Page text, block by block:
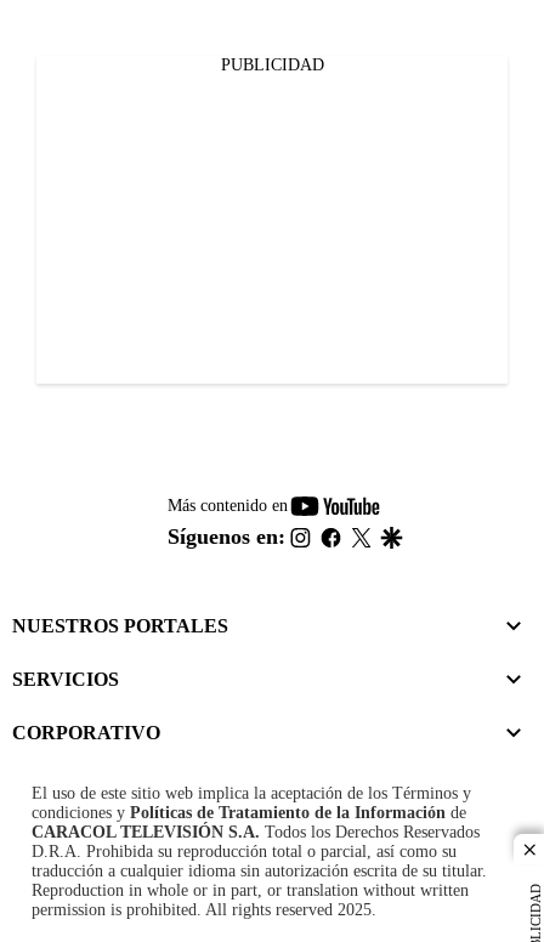
PUBLICIDAD
PUBLICIDAD
Más contenido en
youtube-
footer
Síguenos en: instagram
facebook
twitter
NUESTROS PORTALES
SERVICIOS
CORPORATIVO
El uso de este sitio web implica la aceptación de los Términos y
condiciones y Políticas de Tratamiento de la Información de
CARACOL TELEVISIÓN S.A. Todos los Derechos Reservados
D.R.A. Prohibida su reproducción total o parcial, así como su
traducción a cualquier idioma sin autorización escrita de su titular.
Reproduction in whole or in part, or translation without written
permission is prohibited. All rights reserved 2025.